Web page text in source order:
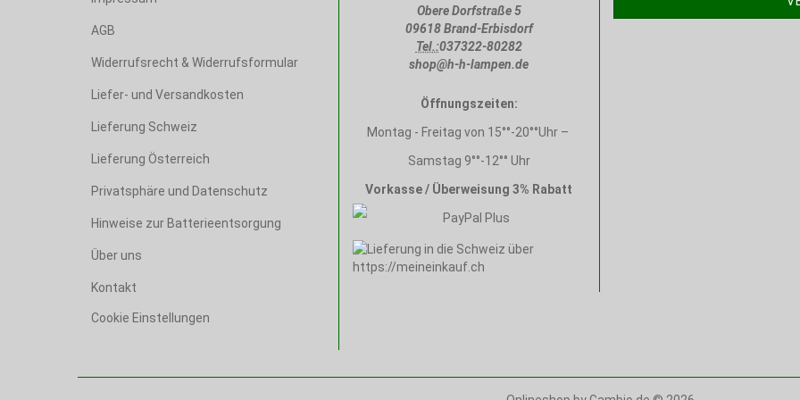
AGB
Widerrufsrecht & Widerrufsformular
Liefer- und Versandkosten
Lieferung Schweiz
Lieferung Österreich
Privatsphäre und Datenschutz
Hinweise zur Batterieentsorgung
Über uns
Kontakt
Cookie Einstellungen
Obere Dorfstraße 5
09618 Brand-Erbisdorf
Tel.:037322-80282
shop@h-h-lampen.de
Öffnungszeiten:
Montag - Freitag von 15°°-20°°Uhr –
Samstag 9°°-12°° Uhr
Vorkasse / Überweisung 3% Rabatt